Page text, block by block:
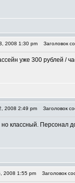
2008 1:30 pm Заголовок
уже 300 рублей /
2008 2:49 pm Заголовок
классный. Персонал
2008 1:55 pm Заголовок